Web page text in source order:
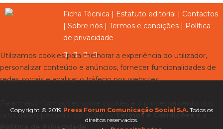
Ficha Técnica | Estatuto editorial | Contactos
| Sobre nós | Termos e condições | Política
de privacidade
Copyright © 2019 Press Forum Comunicação Social S.A. Todos os
direitos reservados.
Utilizamos cookies para melhorar a experiência do utilizador,
personalizar conteúdo e anúncios, fornecer funcionalidades de
redes sociais e analisar o tráfego nos websites.
seus dados pessoais, consulte osTermos e Condiçõese a
Política de Privacidade